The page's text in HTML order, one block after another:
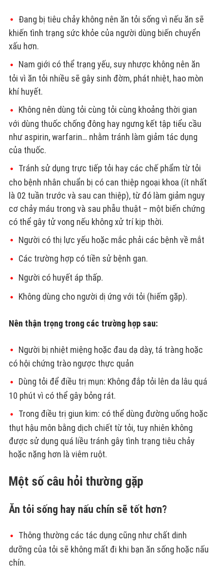
Đang bị tiêu chảy không nên ăn tỏi sống vì nếu ăn sẽ
khiến tình trạng sức khỏe của người dùng biến chuyển
xấu hơn.
Nam giới có thể trạng yếu, suy nhược không nên ăn
tỏi vì ăn tỏi nhiều sẽ gây sinh đờm, phát nhiệt, hao mòn
khí huyết.
Không nên dùng tỏi cùng tỏi cùng khoảng thời gian
với dùng thuốc chống đông hay ngưng kết tập tiểu cầu
như aspirin, warfarin… nhằm tránh làm giảm tác dụng
của thuốc.
Tránh sử dụng trực tiếp tỏi hay các chế phẩm từ tỏi
cho bệnh nhân chuẩn bị có can thiệp ngoại khoa (ít nhất
là 02 tuần trước và sau can thiệp), từ đó làm giảm nguy
cơ chảy máu trong và sau phẫu thuật – một biến chứng
có thể gây tử vong nếu không xử trí kịp thời.
Người có thị lực yếu hoặc mắc phải các bệnh về mắt
Các trường hợp có tiền sử bệnh gan.
Người có huyết áp thấp.
Không dùng cho người dị ứng với tỏi (hiếm gặp).
Nên thận trọng trong các trường hợp sau:
Người bị nhiệt miệng hoặc đau dạ dày, tá tràng hoặc
có hội chứng trào ngược thực quản
Dùng tỏi để điều trị mụn: Không đắp tỏi lên da lâu quá
10 phút vì có thể gây bỏng rát.
Trong điều trị giun kim: có thể dùng đường uống hoặc
thụt hậu môn bằng dịch chiết từ tỏi, tuy nhiên không
được sử dụng quá liều tránh gây tình trạng tiêu chảy
hoặc nặng hơn là viêm ruột.
Một số câu hỏi thường gặp
Ăn tỏi sống hay nấu chín sẽ tốt hơn?
Thông thường các tác dụng cũng như chất dinh
dưỡng của tỏi sẽ không mất đi khi bạn ăn sống hoặc nấu
chín.